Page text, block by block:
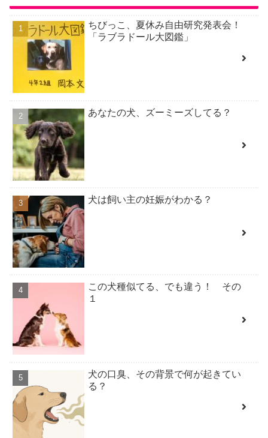
ちびっこ、夏休み自由研究発表会！
「ラブラドール大図鑑」
あなたの犬、ズーミーズしてる？
犬は飼い主の妊娠がわかる？
この犬種似てる、でも違う！ その
１
犬の口臭、その背景で何が起きてい
る？